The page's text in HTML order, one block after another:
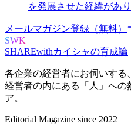
を発展させた経緯があり
メールマガジン登録（無料）
SWK
SHAREwithカイシャの育成論
各企業の経営者にお伺いする、
経営者の内にある
「人」へ
ア。
Editorial Magazine since 2022